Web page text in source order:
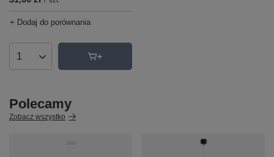
+ Dodaj do porównania
Ilość produktów
Polecamy
Zobacz wszystko